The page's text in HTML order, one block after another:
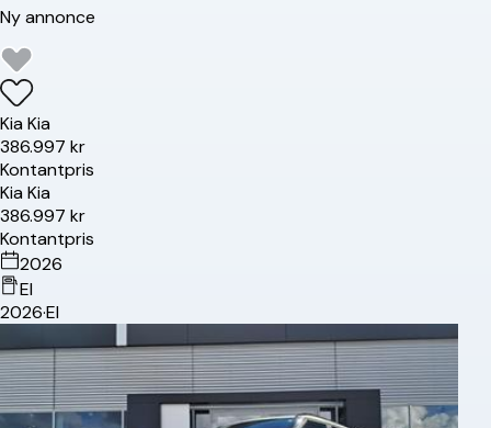
Ny annonce
KiaKia
386.997 kr
Kontantpris
KiaKia
386.997 kr
Kontantpris
2026
El
2026·El